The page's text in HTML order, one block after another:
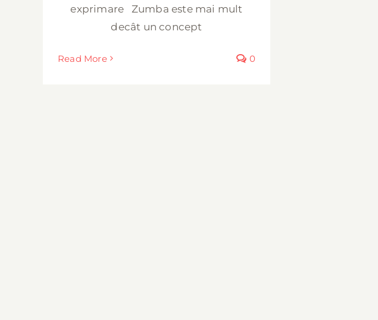
exprimare Zumba este mai mult
decât un concept
Read More 0